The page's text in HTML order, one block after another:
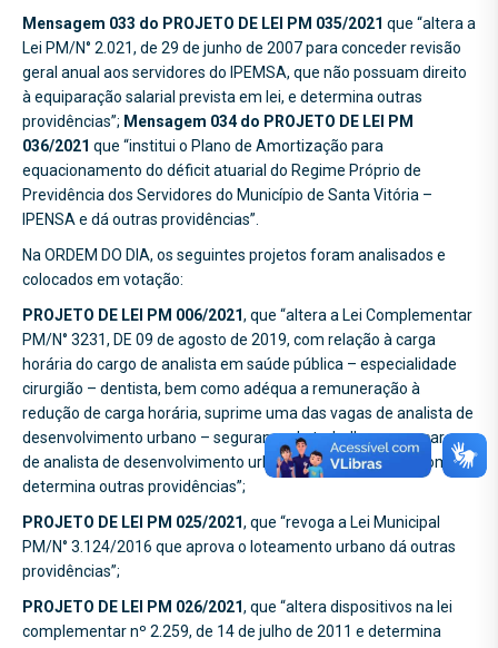
Mensagem 033 do PROJETO DE LEI PM 035/2021 que “altera a
Lei PM/N° 2.021, de 29 de junho de 2007 para conceder revisão
geral anual aos servidores do IPEMSA, que não possuam direito
à equiparação salarial prevista em lei, e determina outras
providências”; Mensagem 034 do PROJETO DE LEI PM
036/2021 que “institui o Plano de Amortização para
equacionamento do déficit atuarial do Regime Próprio de
Previdência dos Servidores do Município de Santa Vitória –
IPENSA e dá outras providências”.
Na ORDEM DO DIA, os seguintes projetos foram analisados e
colocados em votação:
PROJETO DE LEI PM 006/2021, que “altera a Lei Complementar
PM/N° 3231, DE 09 de agosto de 2019, com relação à carga
horária do cargo de analista em saúde pública – especialidade
cirurgião – dentista, bem como adéqua a remuneração à
redução de carga horária, suprime uma das vagas de analista de
desenvolvimento urbano – segurança do trabalho para o cargo
de analista de desenvolvimento urbano engenheiro agrônomo e
determina outras providências”;
PROJETO DE LEI PM 025/2021, que “revoga a Lei Municipal
PM/N° 3.124/2016 que aprova o loteamento urbano dá outras
providências”;
PROJETO DE LEI PM 026/2021, que “altera dispositivos na lei
complementar nº 2.259, de 14 de julho de 2011 e determina